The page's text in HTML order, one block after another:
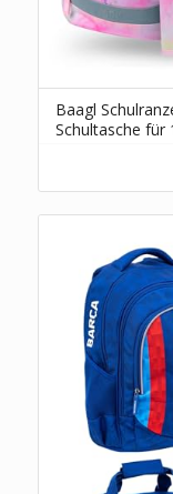
Baagl
Schultasche für
Ergonomischer
Einhorn)